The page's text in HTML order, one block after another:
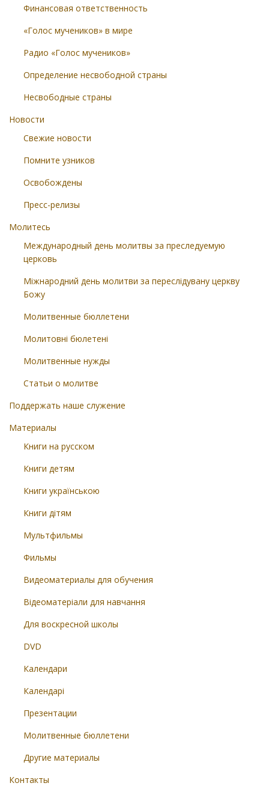
Финансовая ответственность
«Голос мучеников» в мире
Радио «Голос мучеников»
Определение несвободной страны
Несвободные страны
Новости
Свежие новости
Помните узников
Освобождены
Пресс-релизы
Молитесь
Международный день молитвы за преследуемую
церковь
Міжнародний день молитви за переслідувану церкву
Божу
Молитвенные бюллетени
Молитовні бюлетені
Молитвенные нужды
Статьи о молитве
Поддержать наше служение
Материалы
Книги на русском
Книги детям
Книги українською
Книги дітям
Мультфильмы
Фильмы
Видеоматериалы для обучения
Відеоматеріали для навчання
Для воскресной школы
DVD
Календари
Календарі
Презентации
Молитвенные бюллетени
Другие материалы
Контакты